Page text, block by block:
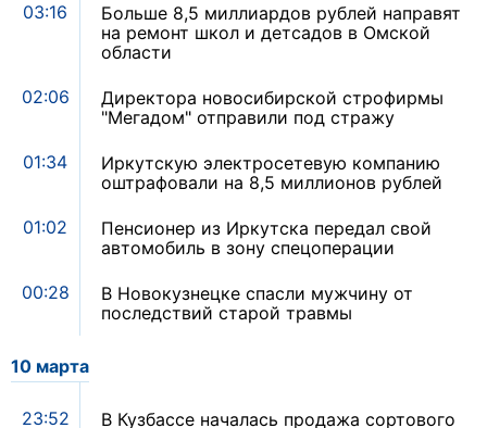
03:16
Больше 8,5 миллиардов рублей направят
на ремонт школ и детсадов в Омской
области
02:06
Директора новосибирской строфирмы
"Мегадом" отправили под стражу
01:34
Иркутскую электросетевую компанию
оштрафовали на 8,5 миллионов рублей
01:02
Пенсионер из Иркутска передал свой
автомобиль в зону спецоперации
00:28
В Новокузнецке спасли мужчину от
последствий старой травмы
10 марта
23:52 В Кузбассе началась продажа сортового